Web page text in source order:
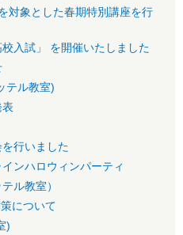
対象とした春期特別講座を行
校入試」 を開催いたしました
テル教室)
表
行いました
ンハロウィンパーティ
ル教室）
について
)